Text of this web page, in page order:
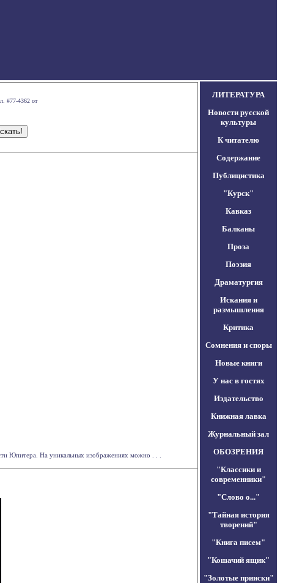
#77-4362 от
Юпитера. На уникальных изображениях можно . . .
ЛИТЕРАТУРА
Новости русской
культуры
К читателю
Содержание
Публицистика
"Курск"
Кавказ
Балканы
Проза
Поэзия
Драматургия
Искания и
размышления
Критика
Сомнения и споры
Новые книги
У нас в гостях
Издательство
Книжная лавка
Журнальный зал
ОБОЗРЕНИЯ
"Классики и
современники"
"Слово о..."
"Тайная история
творений"
"Книга писем"
"Кошачий ящик"
"Золотые прииски"